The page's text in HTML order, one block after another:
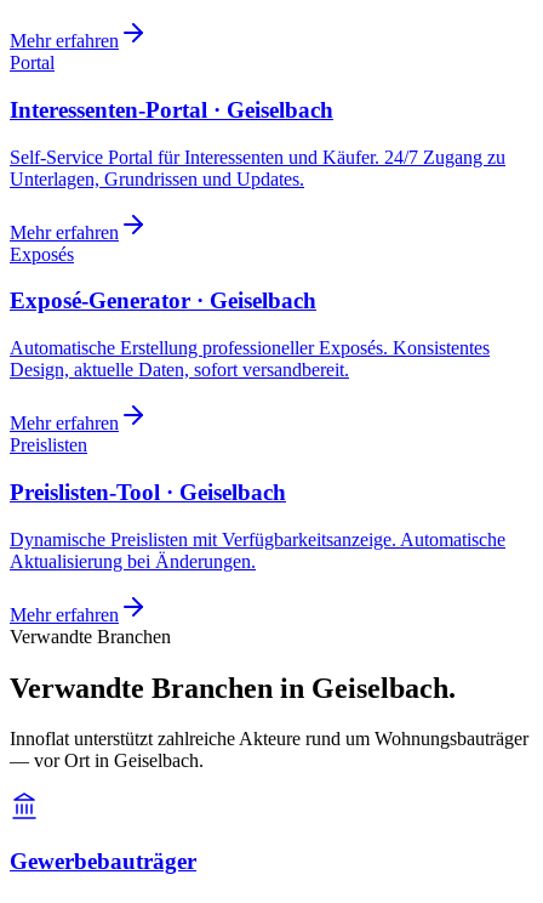
Mehr erfahren
Portal
Interessenten-Portal · Geiselbach
Self-Service Portal für Interessenten und Käufer. 24/7 Zugang zu
Unterlagen, Grundrissen und Updates.
Mehr erfahren
Exposés
Exposé-Generator · Geiselbach
Automatische Erstellung professioneller Exposés. Konsistentes
Design, aktuelle Daten, sofort versandbereit.
Mehr erfahren
Preislisten
Preislisten-Tool · Geiselbach
Dynamische Preislisten mit Verfügbarkeitsanzeige. Automatische
Aktualisierung bei Änderungen.
Mehr erfahren
Verwandte Branchen
Verwandte Branchen in Geiselbach.
Innoflat unterstützt zahlreiche Akteure rund um Wohnungsbauträger
— vor Ort in Geiselbach.
Gewerbebauträger